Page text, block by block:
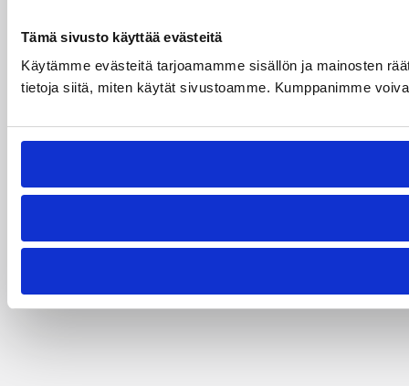
Tämä sivusto käyttää evästeitä
Käytämme evästeitä tarjoamamme sisällön ja mainosten
tietoja siitä, miten käytät sivustoamme. Kumppanimme